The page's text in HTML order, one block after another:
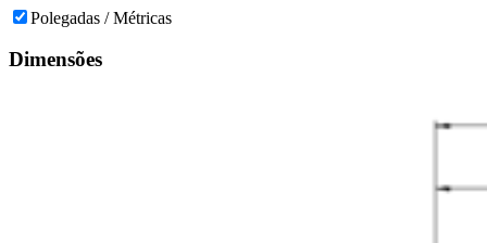
Polegadas / Métricas
Dimensões